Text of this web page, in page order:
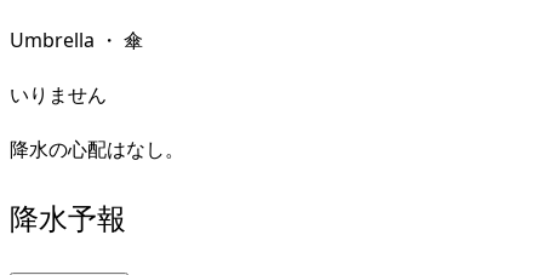
Umbrella ・ 傘
いりません
降水の心配はなし。
降水予報